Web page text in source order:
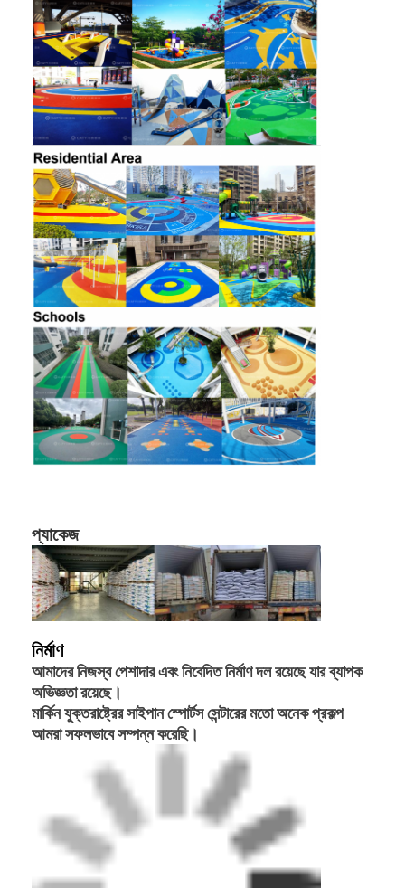
খেলার মাঠের রাবার মেঝে
ফিটনেস রাবার মেঝে
EPDM রাবার গ্রানুলস
বাণিজ্যিক কাঁচা মেঝে
একসাথে বাঁধা রাবার প্যাভেলার
কৃত্রিম ঘাস infill
এসবিআর রাবার কণিকা
পিইউ বাইন্ডার
কৃত্রিম ঘাস
রানিং ট্র্যাক ইনস্টলেশন
প্যাকেজ
নির্মাণ
আমাদের নিজস্ব পেশাদার এবং নিবেদিত নির্মাণ দল রয়েছে যার ব্যাপক
অভিজ্ঞতা রয়েছে।
মার্কিন যুক্তরাষ্ট্রের সাইপান স্পোর্টস সেন্টারের মতো অনেক প্রকল্প
আমরা সফলভাবে সম্পন্ন করেছি।